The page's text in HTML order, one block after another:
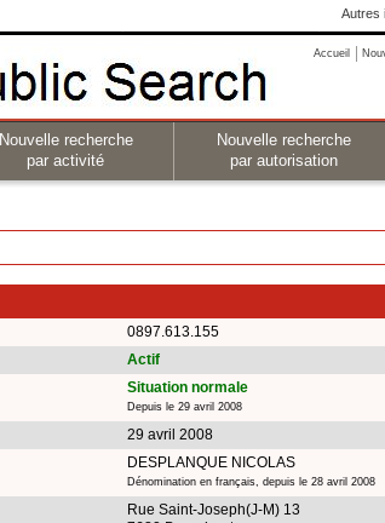
Autres
Accueil
Nouvelle recherche
par activité
Nouvelle recherche
par autorisation
0897.613.155
Actif
Situation normale
Depuis le 29 avril 2008
29 avril 2008
DESPLANQUE NICOLAS
Dénomination en français, depuis le 28 avril 2008
Rue Saint-Joseph(J-M) 13